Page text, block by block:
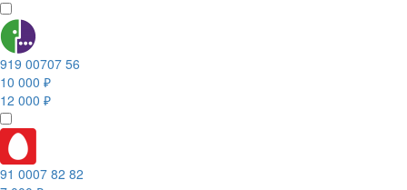
919 00707 56
10 000 ₽
12 000 ₽
91 0007 82 82